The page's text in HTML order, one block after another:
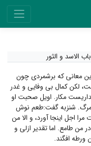
باب الاسد و الثور
معانی که برشمردی چون
لکن کمال بی وفایی و غدر
مکار. اویل صحبت او
مرگ. شنزبه گفت:طعم نوش
اجل اینجا آورد، و الا من
طامع. اما تقدیر ازلی و
ورطه افگند.